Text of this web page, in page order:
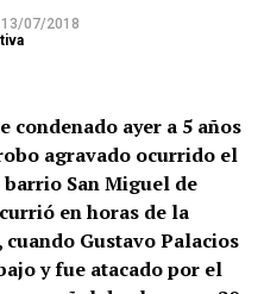
13/07/2018
ayer a 5 años
agravado ocurrido el
barrio San Miguel de
en horas de la
Gustavo Palacios
y fue atacado por el